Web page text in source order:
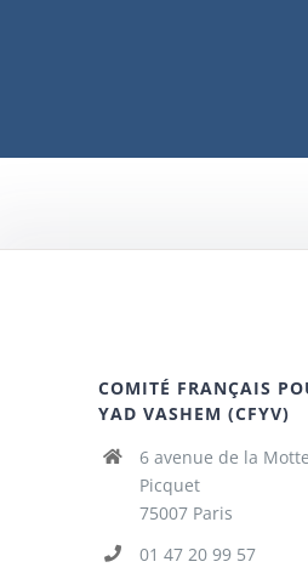
COMITÉ FRANÇAIS
YAD VASHEM (CFYV)
6 avenue de la
Picquet
75007 Paris
01 47 20 99 57